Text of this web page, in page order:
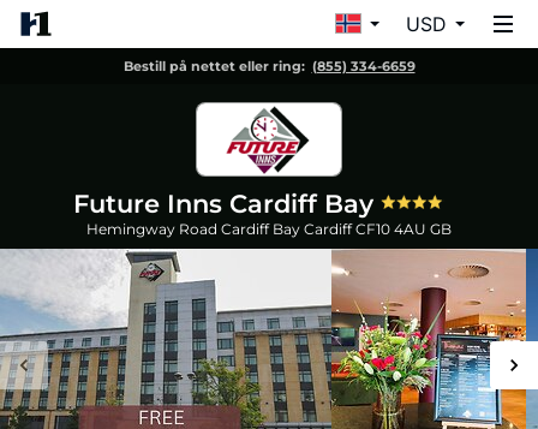
USD
Bestill på nettet eller ring: (855) 334-6659
Future Inns Cardiff Bay
Hemingway Road Cardiff Bay CardiffCF10 4AU GB